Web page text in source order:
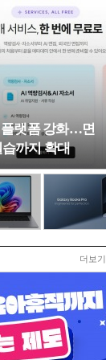
랫폼 강화…면
까지 확대
더보기